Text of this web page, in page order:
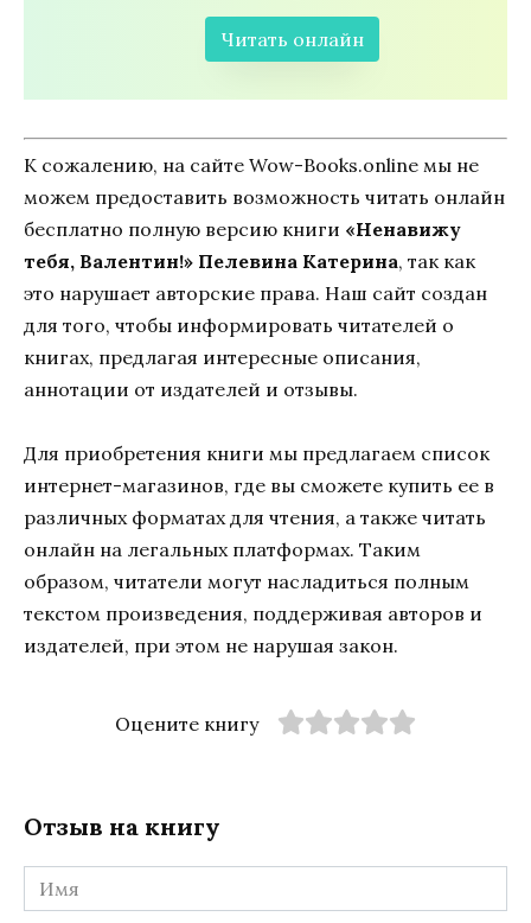
Читать онлайн
К сожалению, на сайте Wow-Books.online мы не
можем предоставить возможность читать онлайн
бесплатно полную версию книги «Ненавижу
тебя, Валентин!» Пелевина Катерина, так как
это нарушает авторские права. Наш сайт создан
для того, чтобы информировать читателей о
книгах, предлагая интересные описания,
аннотации от издателей и отзывы.
Для приобретения книги мы предлагаем список
интернет-магазинов, где вы сможете купить ее в
различных форматах для чтения, а также читать
онлайн на легальных платформах. Таким
образом, читатели могут насладиться полным
текстом произведения, поддерживая авторов и
издателей, при этом не нарушая закон.
Оцените книгу
Отзыв на книгу
Имя
*